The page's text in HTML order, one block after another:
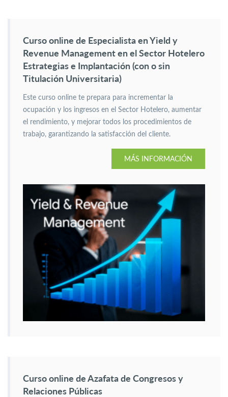
Curso online de Especialista en Yield y
Revenue Management en el Sector Hotelero
Estrategias e Implantación (con o sin
Titulación Universitaria)
Este curso online te prepara para incrementar la
ocupación y los ingresos en el Sector Hotelero, aumentar
el rendimiento, y mejorar todos los procedimientos de
trabajo, garantizando la satisfacción del cliente.
MÁS INFORMACIÓN
Curso online de Azafata de Congresos y
Relaciones Públicas